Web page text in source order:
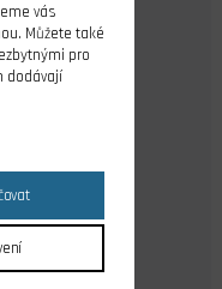
5–12
průběhem:
vás
Můžete také
pro
dodávají